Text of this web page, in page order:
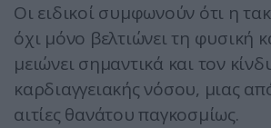
Οι ειδικοί συμφωνούν ότι η
όχι μόνο βελτιώνει τη φυσική
μειώνει σημαντικά και τον
καρδιαγγειακής νόσου, μιας
αιτίες θανάτου παγκοσμίως.